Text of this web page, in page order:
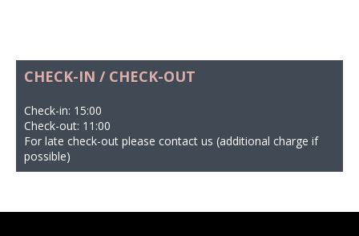
CHECK-IN / CHECK-OUT
Check-in: 15:00
Check-out: 11:00
For late check-out please contact us (additional charge if
possible)